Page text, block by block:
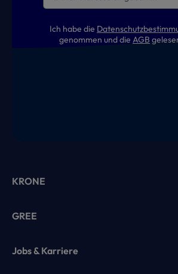
Ich habe die
genommen und die AGB
KRONE
GREE
Jobs & Karriere